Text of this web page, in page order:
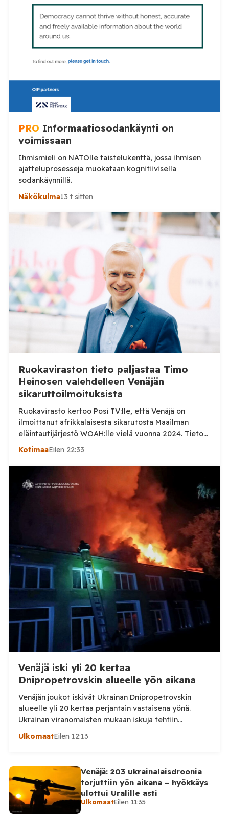
PRO Informaatiosodankäynti on
voimissaan
Ihmismieli on NATOlle taistelukenttä, jossa ihmisen
ajatteluprosesseja muokataan kognitiivisella
sodankäynnillä.
Näkökulma13 t sitten
Ruokaviraston tieto paljastaa Timo
Heinosen valehdelleen Venäjän
sikaruttoilmoituksista
Ruokavirasto kertoo Posi TV:lle, että Venäjä on
ilmoittanut afrikkalaisesta sikarutosta Maailman
eläintautijärjestö WOAH:lle vielä vuonna 2024. Tieto
haastaa kokoomuksen kansanedustaja Timo Heinosen
sikaruttoilmoituksista. Suomi on puolestaan
ilmoittanut tuoreesta Virolahden tapauksesta sekä
WOAH:n kautta että suoraan Venäjän
eläinlääkintäviranomaisille. Ruokavirasto kertoi Posi
TV:lle tarkempia tietoja Suomen ensimmäisestä
afrikkalaisen sikaruton tapauksesta sekä
eläintautitietojen vaihdosta […]
KotimaaEilen 22:33
Venäjä iski yli 20 kertaa
Dnipropetrovskin alueelle yön aikana
Venäjän joukot iskivät Ukrainan Dnipropetrovskin
alueelle yli 20 kertaa perjantain vastaisena yönä.
Ukrainan viranomaisten mukaan iskuja tehtiin
drooneilla ja tykistöllä viidelle eri alueelle.
kertoi perjantaiaamuna 7. elokuuta julkaisemassaan
Telegram-päivityksessä, että Venäjän joukot
hyökkäsivät yön aikana yli 20 kertaa viidelle alueelle.
Nikopolin alueella iskuja kohdistui Nikopolin
kaupunkiin sekä […]
UlkomaatEilen 12:13
Venäjä: 203 ukrainalaisdroonia
torjuttiin yön aikana – hyökkäys
ulottui Uralille asti
UlkomaatEilen 11:35